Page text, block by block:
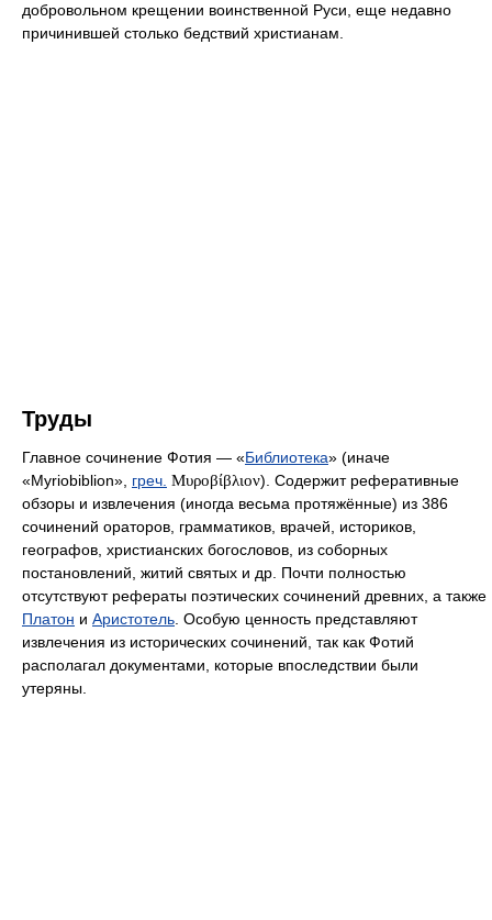
добровольном крещении воинственной Руси, еще недавно
причинившей столько бедствий христианам.
Труды
Главное сочинение Фотия — «Библиотека» (иначе
«Myriobiblion», греч. Μυροβίβλιον). Содержит реферативные
обзоры и извлечения (иногда весьма протяжённые) из 386
сочинений ораторов, грамматиков, врачей, историков,
географов, христианских богословов, из соборных
постановлений, житий святых и др. Почти полностью
отсутствуют рефераты поэтических сочинений древних, а также
Платон и Аристотель. Особую ценность представляют
извлечения из исторических сочинений, так как Фотий
располагал документами, которые впоследствии были
утеряны.